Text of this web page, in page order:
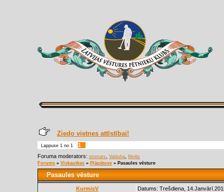
Ziedo vietnes attīstībai!
Lappuse 1 no 1
1
Foruma moderators: otomars Valduha
Meilis
Forums » Viskautkas » Pļāpātuve » Pasaules vēsture
Pasaules vēsture
KurmisV Datums: Trešdiena,